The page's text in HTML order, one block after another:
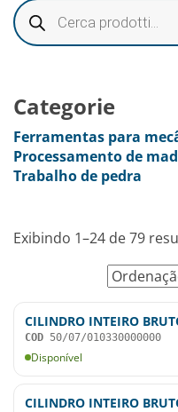
Categorie
Ferramentas para
Processamento de
Trabalho de pedra
Exibindo 1–24 de 79
CILINDRO INTEIRO
COD 50/07/010330000000
Disponível
CILINDRO INTEIRO